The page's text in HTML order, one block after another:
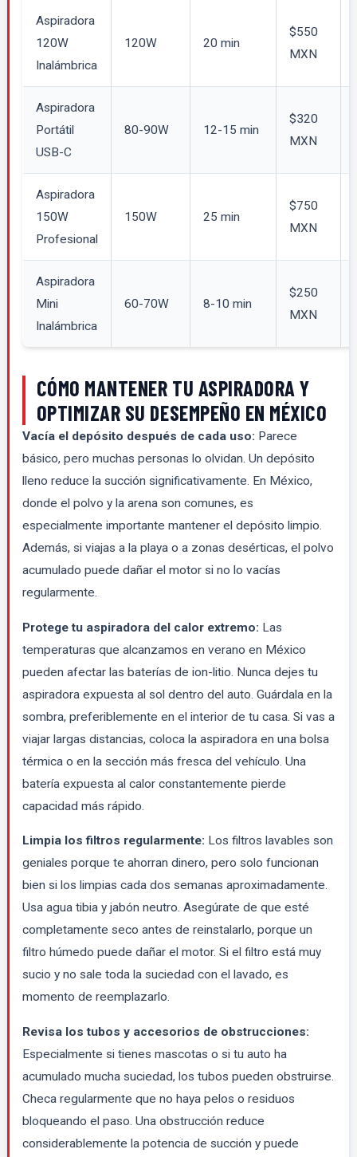
Aspiradora
120W
Inalámbrica
120W 20 min
$550
MXN
Aspiradora
Portátil
USB-C
80-90W 12-15 min
$320
MXN
Aspiradora
150W
Profesional
150W 25 min
$750
MXN
Aspiradora
Mini
Inalámbrica
60-70W 8-10 min
$250
MXN
CÓMO MANTENER TU ASPIRADORA Y
OPTIMIZAR SU DESEMPEÑO EN MÉXICO
Vacía el depósito después de cada uso: Parece
básico, pero muchas personas lo olvidan. Un depósito
lleno reduce la succión significativamente. En México,
donde el polvo y la arena son comunes, es
especialmente importante mantener el depósito limpio.
Además, si viajas a la playa o a zonas desérticas, el polvo
acumulado puede dañar el motor si no lo vacías
regularmente.
Protege tu aspiradora del calor extremo: Las
temperaturas que alcanzamos en verano en México
pueden afectar las baterías de ion-litio. Nunca dejes tu
aspiradora expuesta al sol dentro del auto. Guárdala en la
sombra, preferiblemente en el interior de tu casa. Si vas a
viajar largas distancias, coloca la aspiradora en una bolsa
térmica o en la sección más fresca del vehículo. Una
batería expuesta al calor constantemente pierde
capacidad más rápido.
Limpia los filtros regularmente: Los filtros lavables son
geniales porque te ahorran dinero, pero solo funcionan
bien si los limpias cada dos semanas aproximadamente.
Usa agua tibia y jabón neutro. Asegúrate de que esté
completamente seco antes de reinstalarlo, porque un
filtro húmedo puede dañar el motor. Si el filtro está muy
sucio y no sale toda la suciedad con el lavado, es
momento de reemplazarlo.
Revisa los tubos y accesorios de obstrucciones:
Especialmente si tienes mascotas o si tu auto ha
acumulado mucha suciedad, los tubos pueden obstruirse.
Checa regularmente que no haya pelos o residuos
bloqueando el paso. Una obstrucción reduce
considerablemente la potencia de succión y puede